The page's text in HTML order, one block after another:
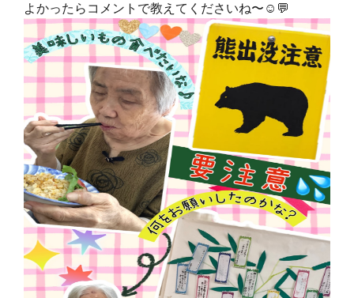
よかったらコメントで教えてくださいね〜☺️💬